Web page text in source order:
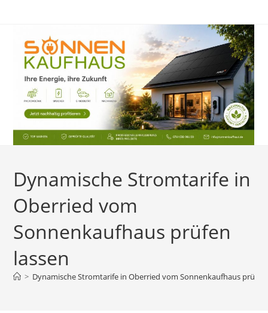
Dynamische Stromtarife in
Oberried vom
Sonnenkaufhaus prüfen
lassen
> Dynamische Stromtarife in Oberried vom Sonnenkaufhaus prüfen